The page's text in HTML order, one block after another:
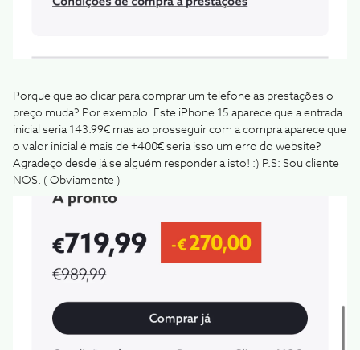
Porque que ao clicar para comprar um telefone as prestações o
preço muda? Por exemplo. Este iPhone 15 aparece que a entrada
inicial seria 143.99€ mas ao prosseguir com a compra aparece que
o valor inicial é mais de +400€ seria isso um erro do website?
Agradeço desde já se alguém responder a isto! :) P.S: Sou cliente
NOS. ( Obviamente )